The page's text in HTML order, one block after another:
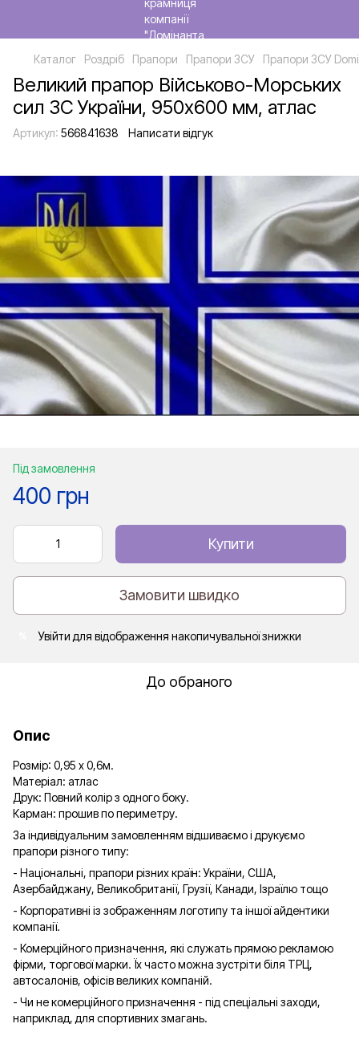
Каталог Роздріб Прапори Прапори ЗСУ Прапори ЗСУ
Великий прапор Військово-Морських
сил ЗС України, 950х600 мм, атлас
Артикул: 566841638 Написати відгук
Під замовлення
400 грн
Купити
Замовити швидко
Увійти для відображення накопичувальної знижки
До обраного
Опис
Розмір: 0,95 х 0,6м.
Матеріал: атлас
Друк: Повний колір з одного боку.
Карман: прошив по периметру.
За індивідуальним замовленням відшиваємо і друкуємо
прапори різного типу:
- Національні, прапори різних країн: України, США,
Азербайджану, Великобританії, Грузії, Канади, Ізраїлю тощо
- Корпоративні із зображенням логотипу та іншої айдентики
компанії.
- Комерційного призначення, які служать прямою рекламою
фірми, торгової марки. Їх часто можна зустріти біля ТРЦ,
автосалонів, офісів великих компаній.
- Чи не комерційного призначення - під спеціальні заходи,
наприклад, для спортивних змагань.